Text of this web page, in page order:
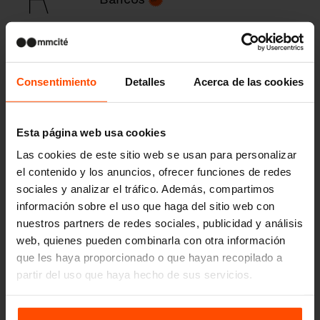
Consentimiento Detalles Acerca de las cookies
Esta página web usa cookies
Las cookies de este sitio web se usan para personalizar
el contenido y los anuncios, ofrecer funciones de redes
sociales y analizar el tráfico. Además, compartimos
información sobre el uso que haga del sitio web con
nuestros partners de redes sociales, publicidad y análisis
web, quienes pueden combinarla con otra información
que les haya proporcionado o que hayan recopilado a
partir del uso que haya hecho de sus servicios.
Para más información, visitePrinciples Relating to the
Papeleras
Ceniceros